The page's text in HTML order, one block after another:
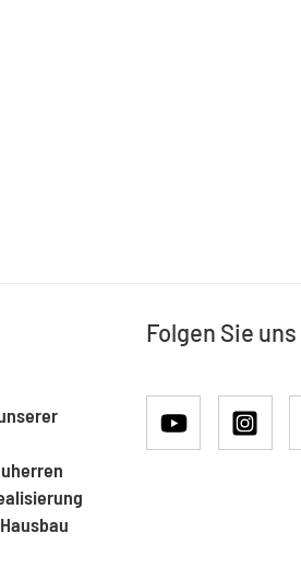
Folgen Sie